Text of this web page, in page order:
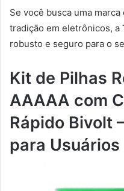
Se você busca uma
tradição em eletrônicos, a
robusto e seguro para o
Kit de Pilhas
AAAAA com
Rápido Bivolt
para